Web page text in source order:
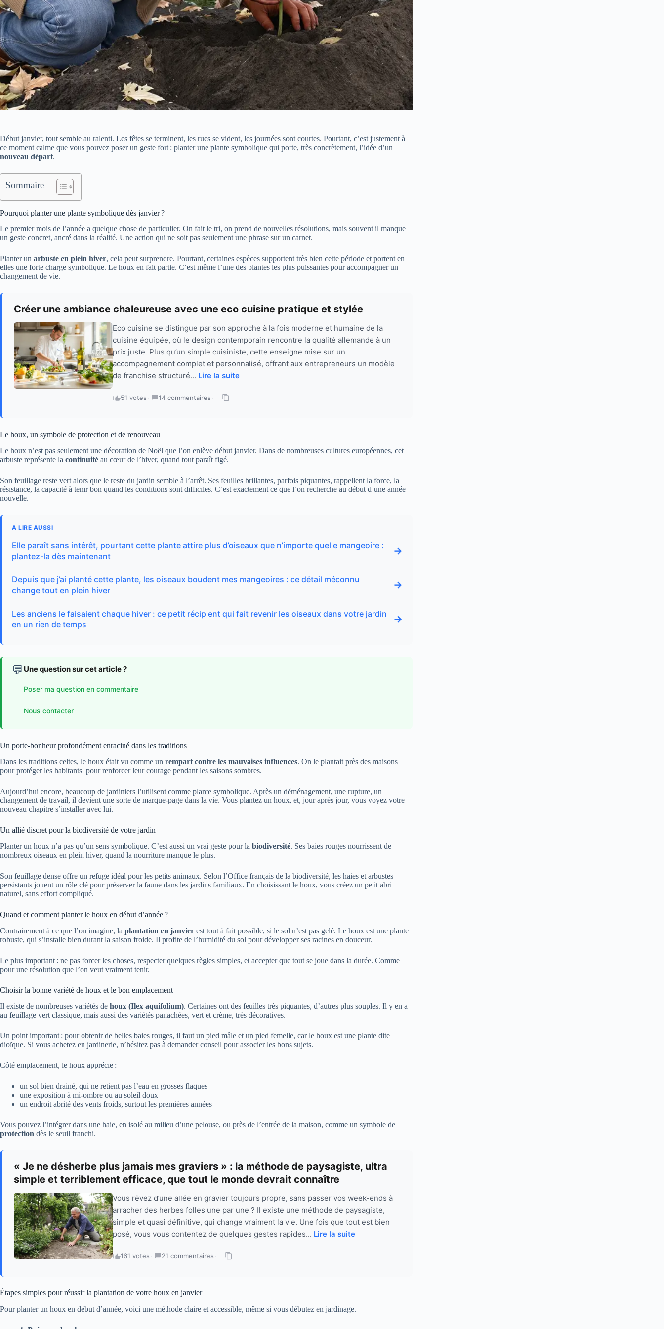
Début janvier, tout semble au ralenti. Les fêtes se terminent, les rues se vident, les journées sont courtes. Pourtant, c’est justement à
ce moment calme que vous pouvez poser un geste fort : planter une plante symbolique qui porte, très concrètement, l’idée d’un
nouveau départ.
Sommaire
Pourquoi planter une plante symbolique dès janvier ?
Le premier mois de l’année a quelque chose de particulier. On fait le tri, on prend de nouvelles résolutions, mais souvent il manque
un geste concret, ancré dans la réalité. Une action qui ne soit pas seulement une phrase sur un carnet.
Planter un arbuste en plein hiver, cela peut surprendre. Pourtant, certaines espèces supportent très bien cette période et portent en
elles une forte charge symbolique. Le houx en fait partie. C’est même l’une des plantes les plus puissantes pour accompagner un
changement de vie.
Créer une ambiance chaleureuse avec une eco cuisine pratique et stylée
Eco cuisine se distingue par son approche à la fois moderne et humaine de la
cuisine équipée, où le design contemporain rencontre la qualité allemande à un
prix juste. Plus qu’un simple cuisiniste, cette enseigne mise sur un
accompagnement complet et personnalisé, offrant aux entrepreneurs un modèle
de franchise structuré... Lire la suite
51 votes · 14 commentaires ·
Le houx, un symbole de protection et de renouveau
Le houx n’est pas seulement une décoration de Noël que l’on enlève début janvier. Dans de nombreuses cultures européennes, cet
arbuste représente la continuité au cœur de l’hiver, quand tout paraît figé.
Son feuillage reste vert alors que le reste du jardin semble à l’arrêt. Ses feuilles brillantes, parfois piquantes, rappellent la force, la
résistance, la capacité à tenir bon quand les conditions sont difficiles. C’est exactement ce que l’on recherche au début d’une année
nouvelle.
A LIRE AUSSI
Elle paraît sans intérêt, pourtant cette plante attire plus d’oiseaux que n’importe quelle mangeoire :
plantez-la dès maintenant
→
Depuis que j’ai planté cette plante, les oiseaux boudent mes mangeoires : ce détail méconnu
change tout en plein hiver
→
Les anciens le faisaient chaque hiver : ce petit récipient qui fait revenir les oiseaux dans votre jardin
en un rien de temps
→
💬 Une question sur cet article ?
Poser ma question en commentaire
Nous contacter
Un porte-bonheur profondément enraciné dans les traditions
Dans les traditions celtes, le houx était vu comme un rempart contre les mauvaises influences. On le plantait près des maisons
pour protéger les habitants, pour renforcer leur courage pendant les saisons sombres.
Aujourd’hui encore, beaucoup de jardiniers l’utilisent comme plante symbolique. Après un déménagement, une rupture, un
changement de travail, il devient une sorte de marque-page dans la vie. Vous plantez un houx, et, jour après jour, vous voyez votre
nouveau chapitre s’installer avec lui.
Un allié discret pour la biodiversité de votre jardin
Planter un houx n’a pas qu’un sens symbolique. C’est aussi un vrai geste pour la biodiversité. Ses baies rouges nourrissent de
nombreux oiseaux en plein hiver, quand la nourriture manque le plus.
Son feuillage dense offre un refuge idéal pour les petits animaux. Selon l’Office français de la biodiversité, les haies et arbustes
persistants jouent un rôle clé pour préserver la faune dans les jardins familiaux. En choisissant le houx, vous créez un petit abri
naturel, sans effort compliqué.
Quand et comment planter le houx en début d’année ?
Contrairement à ce que l’on imagine, la plantation en janvier est tout à fait possible, si le sol n’est pas gelé. Le houx est une plante
robuste, qui s’installe bien durant la saison froide. Il profite de l’humidité du sol pour développer ses racines en douceur.
Le plus important : ne pas forcer les choses, respecter quelques règles simples, et accepter que tout se joue dans la durée. Comme
pour une résolution que l’on veut vraiment tenir.
Choisir la bonne variété de houx et le bon emplacement
Il existe de nombreuses variétés de houx (Ilex aquifolium). Certaines ont des feuilles très piquantes, d’autres plus souples. Il y en a
au feuillage vert classique, mais aussi des variétés panachées, vert et crème, très décoratives.
Un point important : pour obtenir de belles baies rouges, il faut un pied mâle et un pied femelle, car le houx est une plante dite
dioïque. Si vous achetez en jardinerie, n’hésitez pas à demander conseil pour associer les bons sujets.
Côté emplacement, le houx apprécie :
un sol bien drainé, qui ne retient pas l’eau en grosses flaques
une exposition à mi-ombre ou au soleil doux
un endroit abrité des vents froids, surtout les premières années
Vous pouvez l’intégrer dans une haie, en isolé au milieu d’une pelouse, ou près de l’entrée de la maison, comme un symbole de
protection dès le seuil franchi.
« Je ne désherbe plus jamais mes graviers » : la méthode de paysagiste, ultra
simple et terriblement efficace, que tout le monde devrait connaître
Vous rêvez d’une allée en gravier toujours propre, sans passer vos week-ends à
arracher des herbes folles une par une ? Il existe une méthode de paysagiste,
simple et quasi définitive, qui change vraiment la vie. Une fois que tout est bien
posé, vous vous contentez de quelques gestes rapides... Lire la suite
161 votes · 21 commentaires ·
Étapes simples pour réussir la plantation de votre houx en janvier
Pour planter un houx en début d’année, voici une méthode claire et accessible, même si vous débutez en jardinage.